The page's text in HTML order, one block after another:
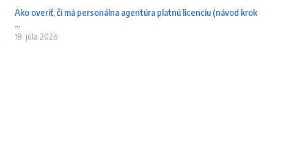
Ako overiť, či má personálna agentúra platnú licenciu (návod krok
...
18. júla 2026